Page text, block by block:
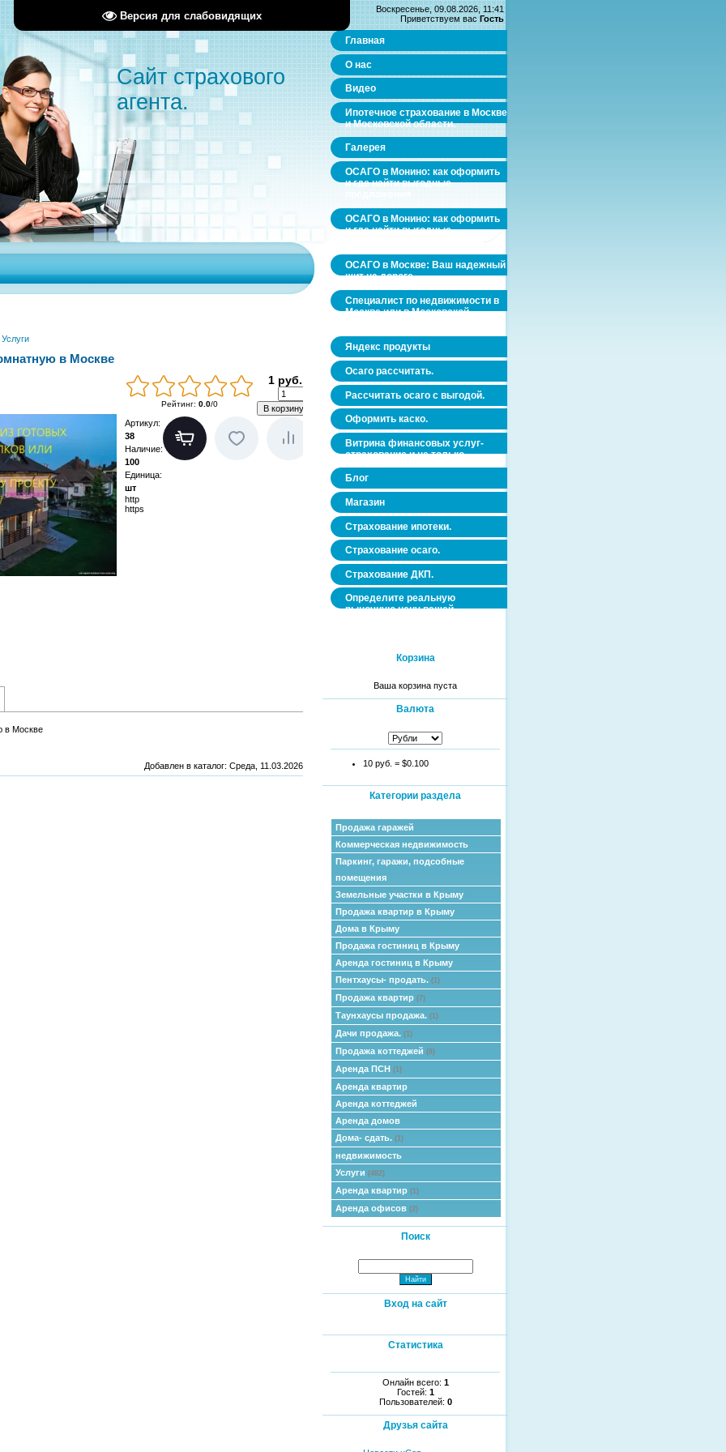
Версия для слабовидящих
Сайт страхового
агента.
Услуги
в Москве
Рейтинг: 0.0/0
1 руб.
Артикул:
38
Наличие:
100
Единица:
шт
http
https
в Москве
Добавлен в каталог: Среда, 11.03.2026
Воскресенье, 09.08.2026, 11:41
Приветствуем вас Гость
Главная
О нас
Видео
Ипотечное страхование в Москве
и Московской области.
Галерея
ОСАГО в Монино: как оформить
и где найти выгодные
ОСАГО в Монино: как оформить
и где найти выгодные
ОСАГО в Москве: Ваш надежный
щит на дороге
Специалист по недвижимости в
Москве или в Московской
Яндекс продукты
Осаго рассчитать.
Рассчитать осаго с выгодой.
Оформить каско.
Витрина финансовых услуг-
страхование и не только.
Блог
Магазин
Страхование ипотеки.
Страхование осаго.
Страхование ДКП.
Определите реальную
рыночную цену вашей
Корзина
Ваша корзина пуста
Валюта
10 руб. = $0.100
Категории раздела
Продажа гаражей
Коммерческая недвижимость
Паркинг, гаражи, подсобные
помещения
Земельные участки в Крыму
Продажа квартир в Крыму
Дома в Крыму
Продажа гостиниц в Крыму
Аренда гостиниц в Крыму
Пентхаусы- продать. (1)
Продажа квартир (7)
Таунхаусы продажа. (1)
Дачи продажа. (1)
Продажа коттеджей (8)
Аренда ПСН (1)
Аренда квартир
Аренда коттеджей
Аренда домов
Дома- сдать. (1)
недвижимость
Услуги (482)
Аренда квартир (1)
Аренда офисов (2)
Поиск
Вход на сайт
Статистика
Онлайн всего: 1
Гостей: 1
Пользователей: 0
Друзья сайта